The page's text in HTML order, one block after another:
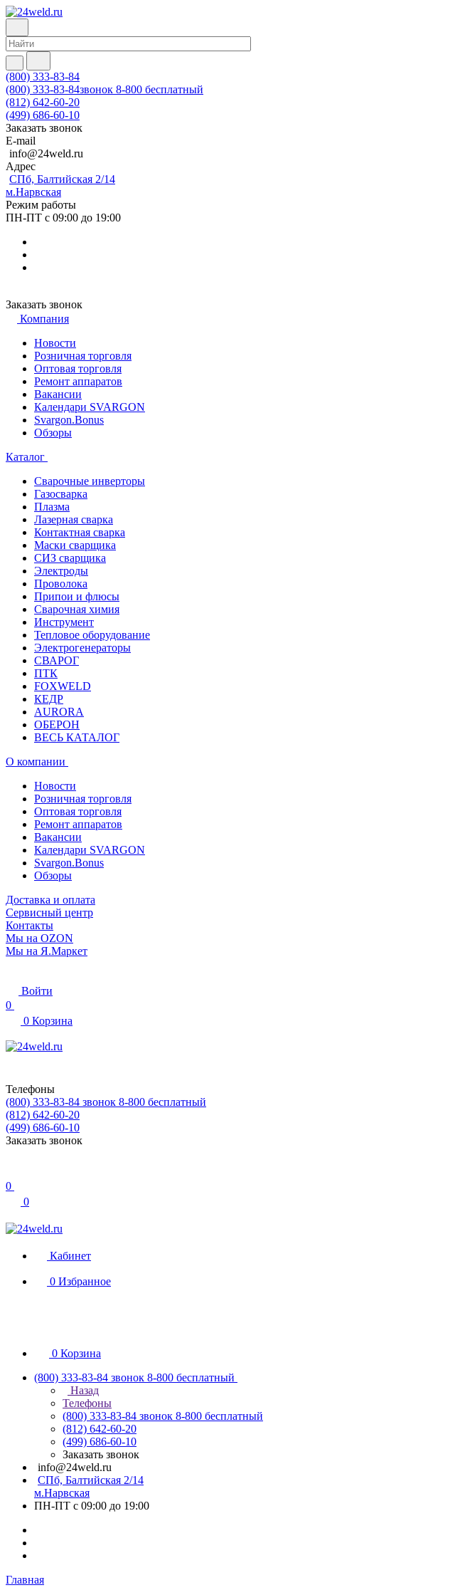
(800) 333-83-84
(800) 333-83-84звонок 8-800 бесплатный
(812) 642-60-20
(499) 686-60-10
Заказать звонок
E-mail
info@24weld.ru
Адрес
СПб, Балтийская 2/14
м.Нарвская
Режим работы
ПН-ПТ с 09:00 до 19:00
Заказать звонок
Компания
Новости
Розничная торговля
Оптовая торговля
Ремонт аппаратов
Вакансии
Календари SVARGON
Svargon.Bonus
Обзоры
Каталог
Сварочные инверторы
Газосварка
Плазма
Лазерная сварка
Контактная сварка
Маски сварщика
СИЗ сварщика
Электроды
Проволока
Припои и флюсы
Сварочная химия
Инструмент
Тепловое оборудование
Электрогенераторы
СВАРОГ
ПТК
FOXWELD
КЕДР
AURORA
ОБЕРОН
ВЕСЬ КАТАЛОГ
О компании
Новости
Розничная торговля
Оптовая торговля
Ремонт аппаратов
Вакансии
Календари SVARGON
Svargon.Bonus
Обзоры
Доставка и оплата
Сервисный центр
Контакты
Мы на OZON
Мы на Я.Маркет
Войти
0
0 Корзина
Телефоны
(800) 333-83-84 звонок 8-800 бесплатный
(812) 642-60-20
(499) 686-60-10
Заказать звонок
0
0
Кабинет
0 Избранное
0 Корзина
(800) 333-83-84 звонок 8-800 бесплатный
Назад
Телефоны
(800) 333-83-84 звонок 8-800 бесплатный
(812) 642-60-20
(499) 686-60-10
Заказать звонок
info@24weld.ru
СПб, Балтийская 2/14
м.Нарвская
ПН-ПТ с 09:00 до 19:00
Главная